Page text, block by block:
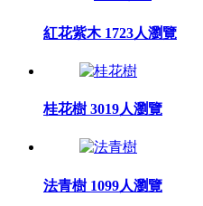
紅花紫木 1723人瀏覽
桂花樹 3019人瀏覽
法青樹 1099人瀏覽